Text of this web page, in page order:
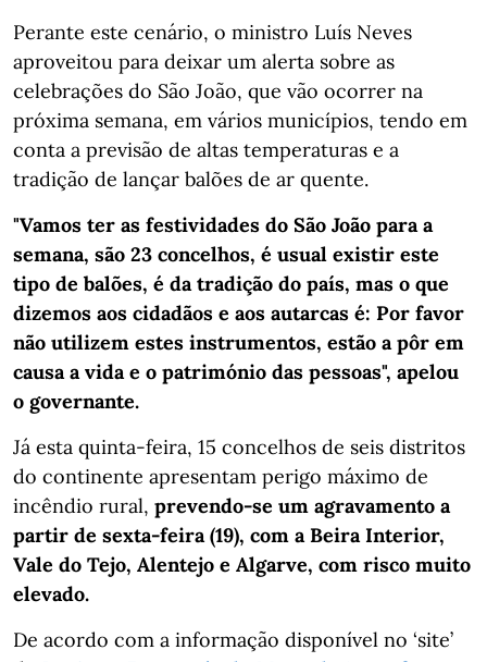
Perante este cenário, o ministro Luís Neves
aproveitou para deixar um alerta sobre as
celebrações do São João, que vão ocorrer na
próxima semana, em vários municípios, tendo em
conta a previsão de altas temperaturas e a
tradição de lançar balões de ar quente.
"Vamos ter as festividades do São João para a
semana, são 23 concelhos, é usual existir este
tipo de balões, é da tradição do país, mas o que
dizemos aos cidadãos e aos autarcas é: Por favor
não utilizem estes instrumentos, estão a pôr em
causa a vida e o património das pessoas", apelou
o governante.
Já esta quinta-feira, 15 concelhos de seis distritos
do continente apresentam perigo máximo de
incêndio rural, prevendo-se um agravamento a
partir de sexta-feira (19), com a Beira Interior,
Vale do Tejo, Alentejo e Algarve, com risco muito
elevado.
De acordo com a informação disponível no ‘site’